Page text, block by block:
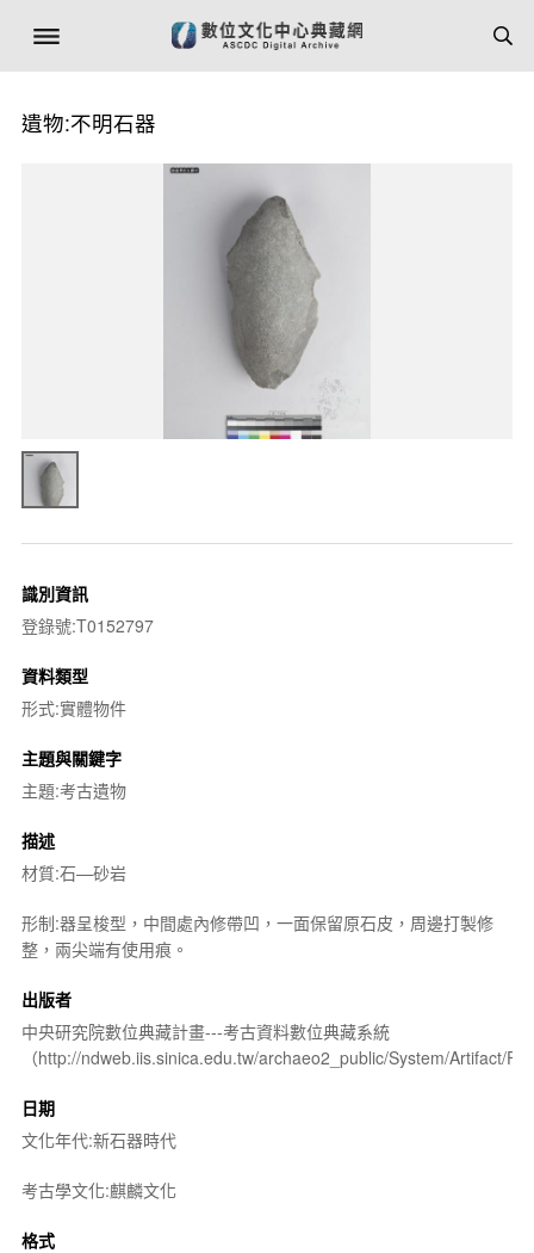
遺物:不明石器
識別資訊
登錄號:T0152797
資料類型
形式:實體物件
主題與關鍵字
主題:考古遺物
描述
材質:石—砂岩
形制:器呈梭型，中間處內修帶凹，一面保留原石皮，周邊打製修
整，兩尖端有使用痕。
出版者
中央研究院數位典藏計畫---考古資料數位典藏系統
（http://ndweb.iis.sinica.edu.tw/archaeo2_public/System/Artifact/
日期
文化年代:新石器時代
考古學文化:麒麟文化
格式